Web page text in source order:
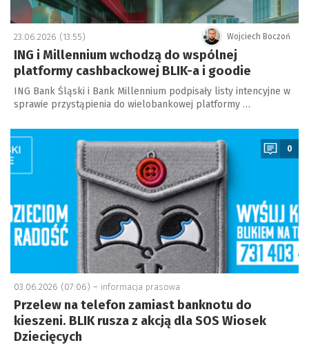
Wojciech Boczoń
23.06.2026 (13:55)
ING i Millennium wchodzą do wspólnej
platformy cashbackowej BLIK-a i goodie
ING Bank Śląski i Bank Millennium podpisały listy intencyjne w
sprawie przystąpienia do wielobankowej platformy …
a
0
03.06.2026 (07:06) – informacja prasowa
Przelew na telefon zamiast banknotu do
kieszeni. BLIK rusza z akcją dla SOS Wiosek
Dziecięcych